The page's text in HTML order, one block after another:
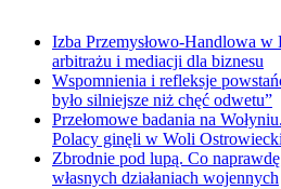
Izba Przemysłowo-Handlowa w
arbitrażu i mediacji dla biznesu
Wspomnienia i refleksje
było silniejsze niż chęć odwetu”
Przełomowe badania na
Polacy ginęli w Woli
Zbrodnie pod lupą. Co
własnych działaniach wojennych